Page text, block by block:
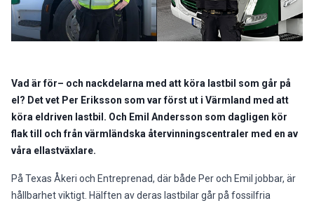
Vad är för– och nackdelarna med att köra lastbil som går på
el? Det vet Per Eriksson som var först ut i Värmland med att
köra eldriven lastbil. Och Emil Andersson som dagligen kör
flak till och från värmländska återvinningscentraler med en av
våra ellastväxlare.
På Texas Åkeri och Entreprenad, där både Per och Emil jobbar, är
hållbarhet viktigt. Hälften av deras lastbilar går på fossilfria